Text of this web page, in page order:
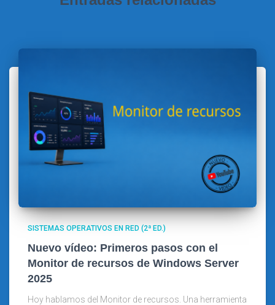
SISTEMAS OPERATIVOS EN RED (2ª ED.)
Nuevo vídeo: Primeros pasos con el
Monitor de recursos de Windows Server
2025
Hoy hablamos del Monitor de recursos. Una herramienta